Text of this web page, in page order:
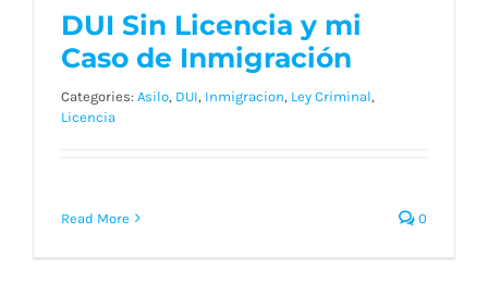
Caso de Inmigración
DUI Sin Licencia y mi
Caso de Inmigración
Categories: Asilo, DUI, Inmigracion, Ley Criminal,
Licencia
Read More 0